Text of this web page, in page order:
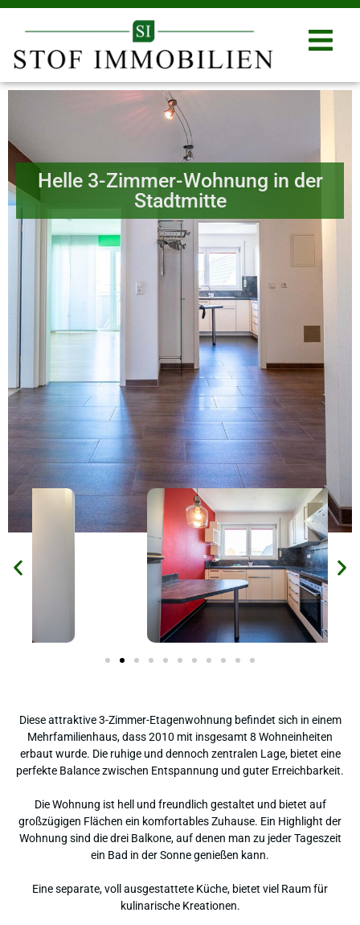
Helle 3-Zimmer-Wohnung in der
Stadtmitte
Diese attraktive 3-Zimmer-Etagenwohnung befindet sich in einem
Mehrfamilienhaus, dass 2010 mit insgesamt 8 Wohneinheiten
erbaut wurde. Die ruhige und dennoch zentralen Lage, bietet eine
perfekte Balance zwischen Entspannung und guter Erreichbarkeit.
Die Wohnung ist hell und freundlich gestaltet und bietet auf
großzügigen Flächen ein komfortables Zuhause. Ein Highlight der
Wohnung sind die drei Balkone, auf denen man zu jeder Tageszeit
ein Bad in der Sonne genießen kann.
Eine separate, voll ausgestattete Küche, bietet viel Raum für
kulinarische Kreationen.